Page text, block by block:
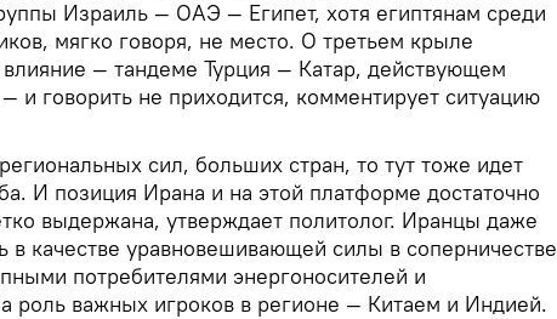
Израиль — ОАЭ — Египет, хотя египтянам среди
мягко говоря, не место. О третьем крыле
влияние — тандеме Турция — Катар, действующем
и говорить не приходится, комментирует ситуацию
сил, больших стран, то тут тоже идет
И позиция Ирана и на этой платформе достаточно
выдержана, утверждает политолог. Иранцы даже
в качестве уравновешивающей силы в соперничестве
потребителями энергоносителей и
роль важных игроков в регионе — Китаем и Индией.